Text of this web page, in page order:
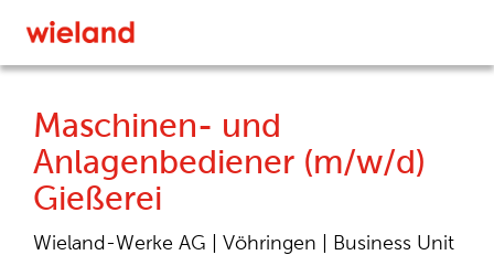
Maschinen- und
Anlagenbediener (m/w/d)
Gießerei
Wieland-Werke AG | Vöhringen |
Business Unit